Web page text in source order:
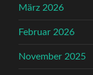
März 2026
Februar 2026
November 2025